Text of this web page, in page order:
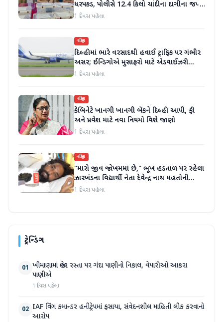
ધરપકડ, પોલીસે 12.4 કિલો ચાંદીના દાગીના જપ્ત
કર્યા
1 દિવસ પહેલા
રાષ્ટ્રીય
દિલ્હીમાં ભારે વરસાદથી હવાઈ ટ્રાફિક પર ગંભીર
અસર; ઈન્ડિગોએ મુસાફરો માટે એડવાઈઝરી
જાહેર કરી
1 દિવસ પહેલા
રાષ્ટ્રીય
કેબિનેટે ખાનગી ખાનગી બેંકને દિલ્હી આપી, ફી
અને પ્રવેશ માટે નવા નિયમો વિશે જાણો
1 દિવસ પહેલા
રાષ્ટ્રીય
"મારો જીવ જોખમમાં છે," ભૂખ હડતાળ પર રહેલા
ઝારખંડના વિદ્યાર્થી નેતા દેવેન્દ્ર નાથ મહતોની
તબિયત ખરાબ
1 દિવસ પહેલા
ટ્રેન્ડિંગ
01 ખીમાણામાં જાહેર રસ્તા પર ગંદા પાણીનો નિકાલ, વેપારીઓ આકરા
પાણીએ
1 દિવસ પહેલા
02 IAF વિંગ કમાન્ડર હનીટ્રેપમાં ફસાયા, સંવેદનશીલ માહિતી લીક કરવાનો
આરોપ